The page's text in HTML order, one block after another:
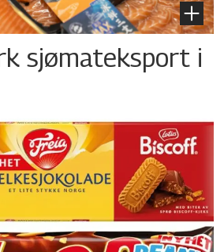
sjømateksport i